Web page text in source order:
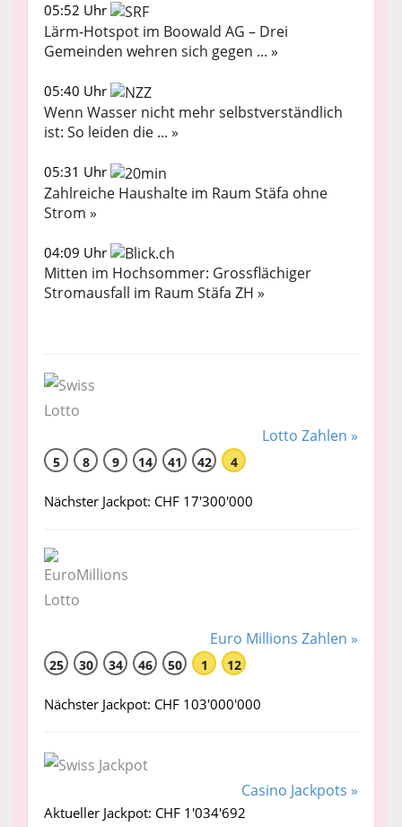
05:52 Uhr
Lärm-Hotspot im Boowald AG – Drei
Gemeinden wehren sich gegen ... »
05:40 Uhr
Wenn Wasser nicht mehr selbstverständlich
ist: So leiden die ... »
05:31 Uhr
Zahlreiche Haushalte im Raum Stäfa ohne
Strom »
04:09 Uhr
Mitten im Hochsommer: Grossflächiger
Stromausfall im Raum Stäfa ZH »
Lotto Zahlen »
5 8 9 14 41 42 4
Nächster Jackpot: CHF 17'300'000
Euro Millions Zahlen »
25 30 34 46 50 1 12
Nächster Jackpot: CHF 103'000'000
Casino Jackpots »
Aktueller Jackpot: CHF 1'034'692